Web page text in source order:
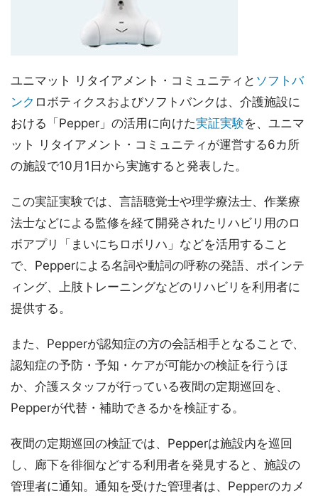
ユニマット リタイアメント・コミュニティと ソフトバ
ンク ロボティクスおよびソフトバンクは、介護施設に
おける「Pepper」の活用に向けた実証実験を、ユニマ
ット リタイアメント・コミュニティが運営する6カ所
の施設で10月1日から実施すると発表した。
この実証実験では、言語聴覚士や理学療法士、作業療
法士などによる監修を経て開発されたリハビリ用のロ
ボアプリ「まいにちロボリハ」などを活用すること
で、Pepperによる名詞や動詞の呼称の発語、ポインテ
ィング、上肢トレーニングなどのリハビリを利用者に
提供する。
また、Pepperが認知症の方の会話相手となることで、
認知症の予防・予知・ケアが可能かの検証を行うほ
か、介護スタッフが行っている夜間の定期巡回を、
Pepperが代替・補助できるかを検証する。
夜間の定期巡回の検証では、Pepperは施設内を巡回
し、廊下を徘徊などする利用者を発見すると、施設の
管理者に通知。通知を受けた管理者は、Pepperのカメ